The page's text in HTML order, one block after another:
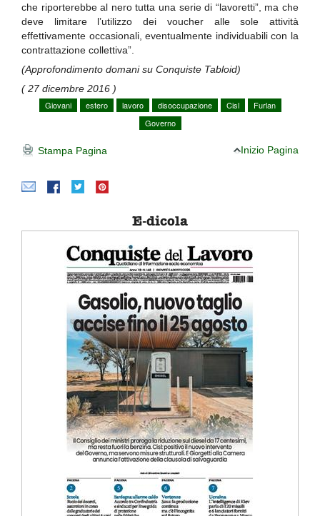
che riporterebbe al nero tutta una serie di “lavoretti”, ma che
deve limitare l’utilizzo dei voucher alle sole attività
effettivamente occasionali, eventualmente individuabili con la
contrattazione collettiva”.
(Approfondimento domani su Conquiste Tabloid)
( 27 dicembre 2016 )
Giovani
estero lavoro disoccupazione Cisl
Furlan
Governo
Stampa Pagina Inizio Pagina
E-dicola